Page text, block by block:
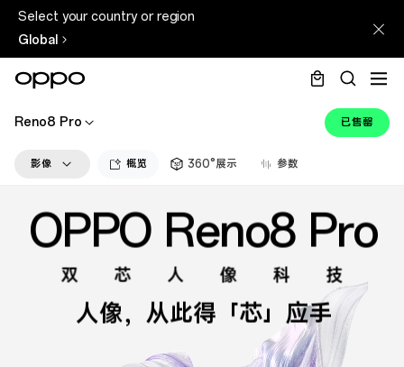
Select your country or region
Global
Reno8 Pro 已售罄
影像
系统
概览 360°展示 参数
OPPO Reno8 Pro
双芯人像科技
人像，从此得「芯」应手